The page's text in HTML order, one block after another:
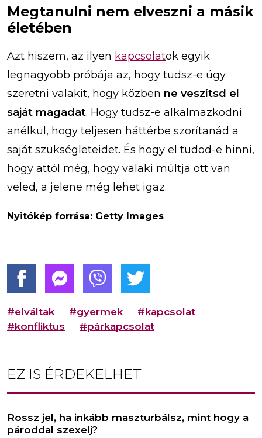
Megtanulni nem elveszni a másik
életében
Azt hiszem, az ilyen kapcsolatok egyik
legnagyobb próbája az, hogy tudsz-e úgy
szeretni valakit, hogy közben ne veszítsd el
saját magadat. Hogy tudsz-e alkalmazkodni
anélkül, hogy teljesen háttérbe szorítanád a
saját szükségleteidet. És hogy el tudod-e hinni,
hogy attól még, hogy valaki múltja ott van
veled, a jelene még lehet igaz.
Nyitókép forrása: Getty Images
#elváltak #gyermek
#kapcsolat
#konfliktus
#párkapcsolat
EZ IS ÉRDEKELHET
Rossz jel, ha inkább maszturbálsz, mint hogy a
pároddal szexelj?